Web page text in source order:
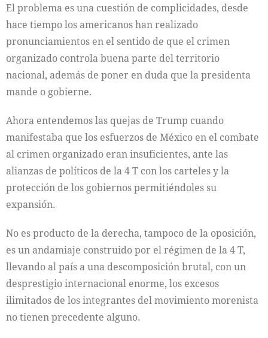
El problema es una cuestión de complicidades, desde
hace tiempo los americanos han realizado
pronunciamientos en el sentido de que el crimen
organizado controla buena parte del territorio
nacional, además de poner en duda que la presidenta
mande o gobierne.
Ahora entendemos las quejas de Trump cuando
manifestaba que los esfuerzos de México en el combate
al crimen organizado eran insuficientes, ante las
alianzas de políticos de la 4 T con los carteles y la
protección de los gobiernos permitiéndoles su
expansión.
No es producto de la derecha, tampoco de la oposición,
es un andamiaje construido por el régimen de la 4 T,
llevando al país a una descomposición brutal, con un
desprestigio internacional enorme, los excesos
ilimitados de los integrantes del movimiento morenista
no tienen precedente alguno.